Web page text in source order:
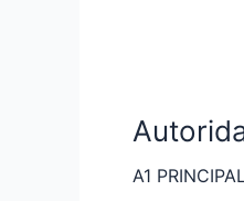
A1 PRINCIPAL
EE.UU.
que